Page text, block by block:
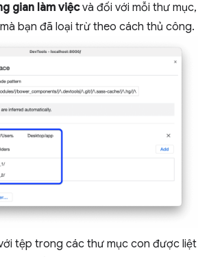
gian làm việcvà đối với mỗi thư mục,
bạn đã loại trừ theo cách thủ công.
tệp trong các thư mục con được liệt